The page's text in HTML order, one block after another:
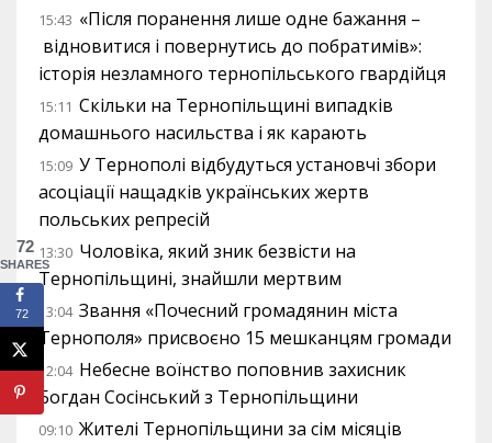
15:43 «Після поранення лише одне бажання –
відновитися і повернутись до побратимів»:
історія незламного тернопільського гвардійця
15:11 Скільки на Тернопільщині випадків
домашнього насильства і як карають
15:09 У Тернополі відбудуться установчі збори
асоціації нащадків українських жертв
польських репресій
13:30 Чоловіка, який зник безвісти на
Тернопільщині, знайшли мертвим
13:04 Звання «Почесний громадянин міста
Тернополя» присвоєно 15 мешканцям громади
12:04 Небесне воїнство поповнив захисник
Богдан Сосінський з Тернопільщини
09:10 Жителі Тернопільщини за сім місяців
72
SHARES
72